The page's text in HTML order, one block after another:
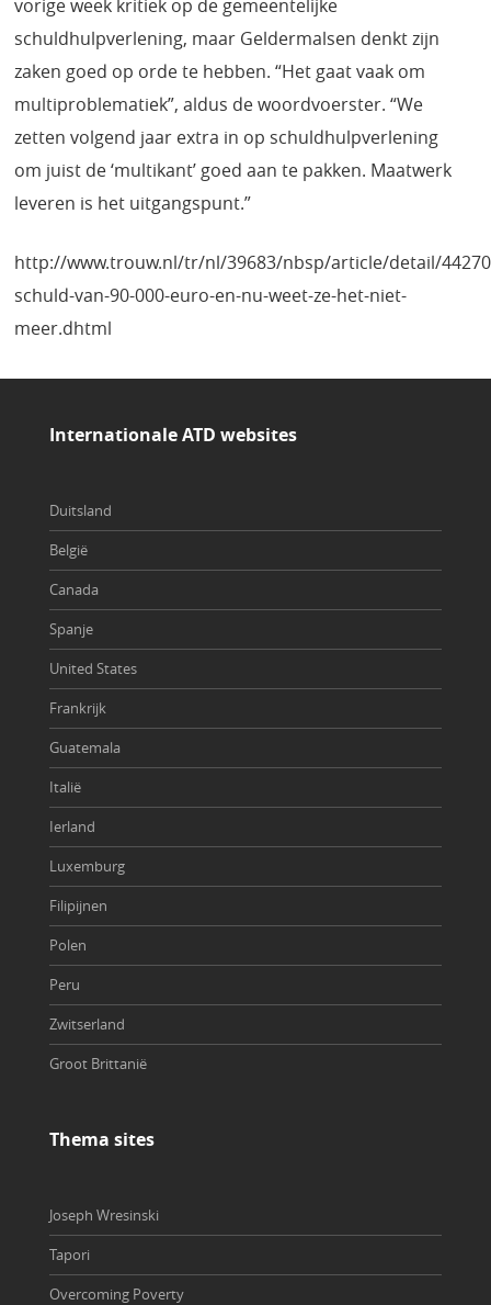
vorige week kritiek op de gemeentelijke
schuldhulpverlening, maar Geldermalsen denkt zijn
zaken goed op orde te hebben. “Het gaat vaak om
multiproblematiek”, aldus de woordvoerster. “We
zetten volgend jaar extra in op schuldhulpverlening
om juist de ‘multikant’ goed aan te pakken. Maatwerk
leveren is het uitgangspunt.”
http://www.trouw.nl/tr/nl/39683/nbsp/article/detail/
schuld-van-90-000-euro-en-nu-weet-ze-het-niet-
meer.dhtml
Internationale ATD websites
Duitsland
België
Canada
Spanje
United States
Frankrijk
Guatemala
Italië
Ierland
Luxemburg
Filipijnen
Polen
Peru
Zwitserland
Groot Brittanië
Thema sites
Joseph Wresinski
Tapori
Overcoming Poverty